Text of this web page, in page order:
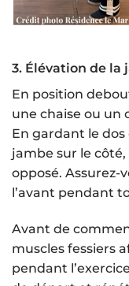
3. Élévation de la
En position
une chaise ou un
En gardant le
jambe sur le
opposé. Assurez-
l’avant pendant
Avant de
muscles fessiers
pendant